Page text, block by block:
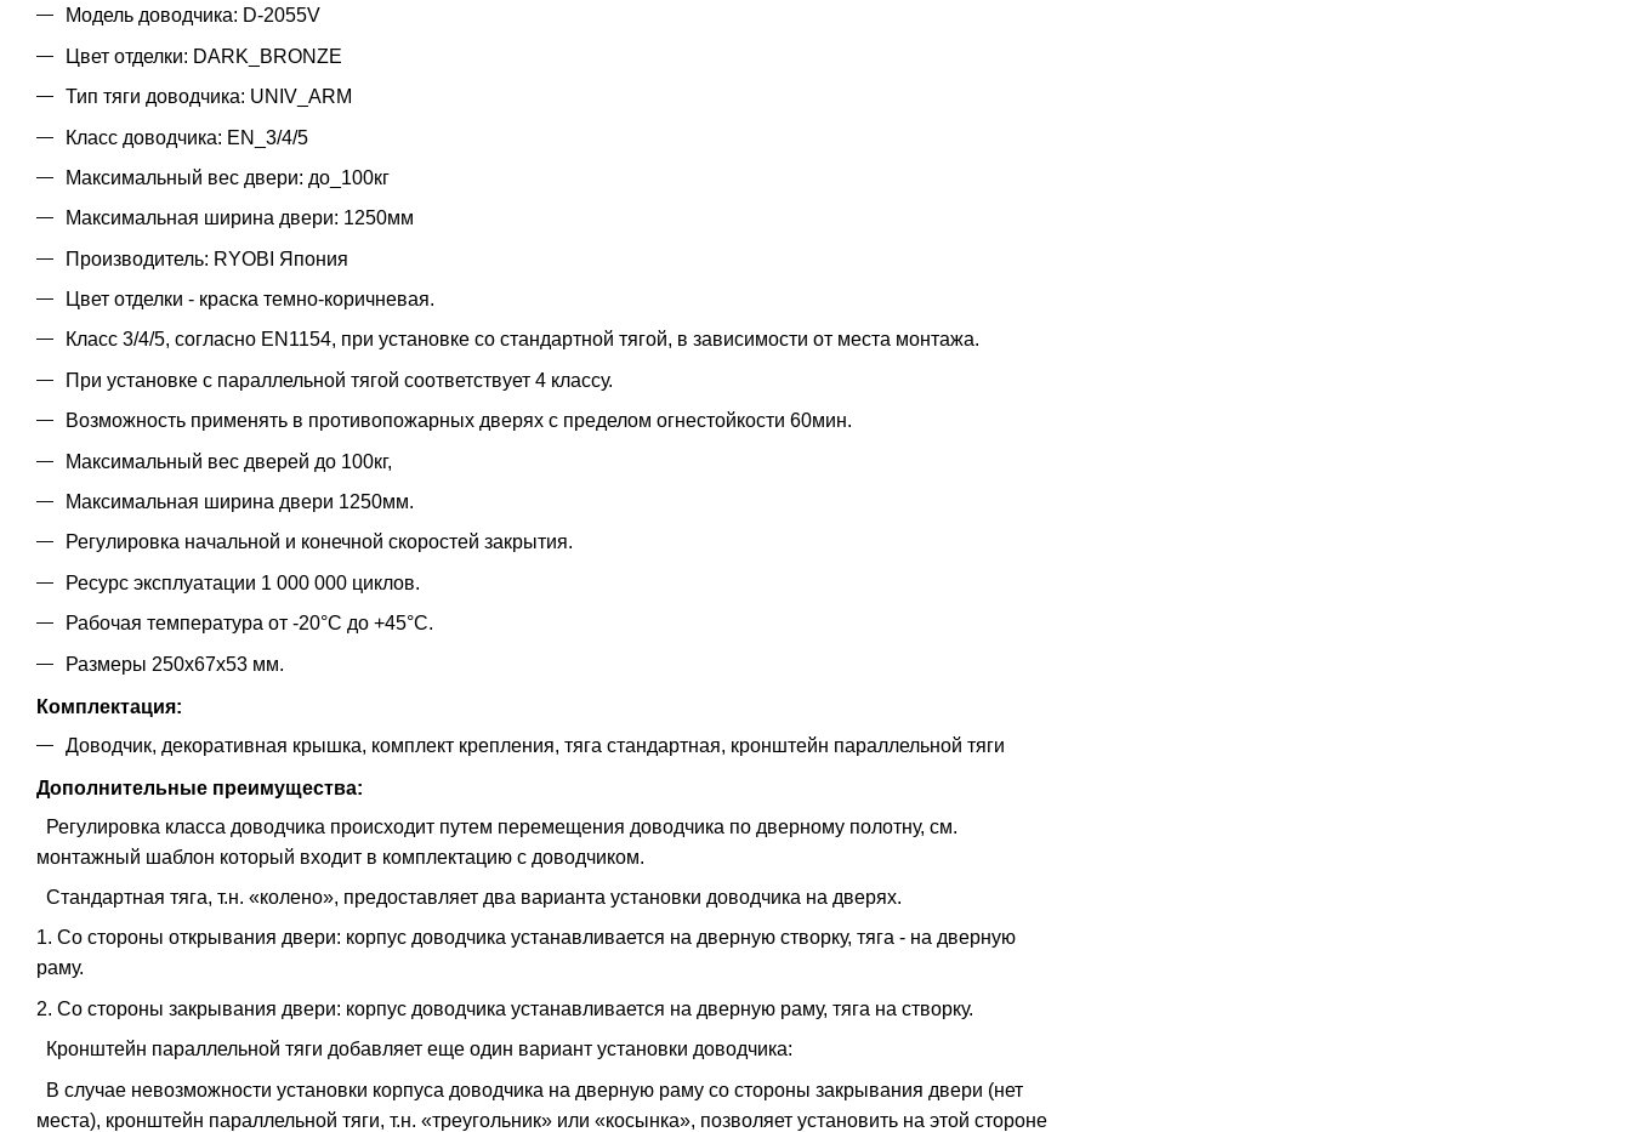
Модель доводчика: D-2055V
Цвет отделки: DARK_BRONZE
Тип тяги доводчика: UNIV_ARM
Класс доводчика: EN_3/4/5
Максимальный вес двери: до_100кг
Максимальная ширина двери: 1250мм
Производитель: RYOBI Япония
Цвет отделки - краска темно-коричневая.
Класс 3/4/5, согласно EN1154, при установке со стандартной тягой, в зависимости от места монтажа.
При установке с параллельной тягой соответствует 4 классу.
Возможность применять в противопожарных дверях с пределом огнестойкости 60мин.
Максимальный вес дверей до 100кг,
Максимальная ширина двери 1250мм.
Регулировка начальной и конечной скоростей закрытия.
Ресурс эксплуатации 1 000 000 циклов.
Рабочая температура от -20°С до +45°С.
Размеры 250х67х53 мм.
Комплектация:
Доводчик, декоративная крышка, комплект крепления, тяга стандартная, кронштейн параллельной тяги
Дополнительные преимущества:
Регулировка класса доводчика происходит путем перемещения доводчика по дверному полотну, см.
монтажный шаблон который входит в комплектацию с доводчиком.
Стандартная тяга, т.н. «колено», предоставляет два варианта установки доводчика на дверях.
1. Со стороны открывания двери: корпус доводчика устанавливается на дверную створку, тяга - на дверную
раму.
2. Со стороны закрывания двери: корпус доводчика устанавливается на дверную раму, тяга на створку.
Кронштейн параллельной тяги добавляет еще один вариант установки доводчика:
В случае невозможности установки корпуса доводчика на дверную раму со стороны закрывания двери (нет
места), кронштейн параллельной тяги, т.н. «треугольник» или «косынка», позволяет установить на этой стороне